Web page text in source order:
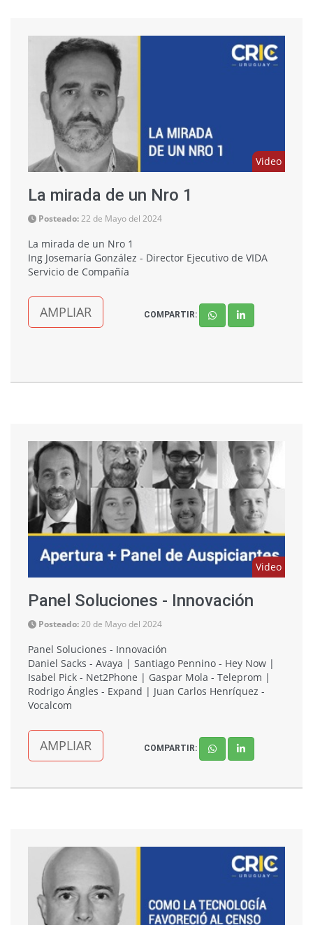
Video
La mirada de un Nro 1
Posteado:22 de Mayo del 2024
La mirada de un Nro 1
Ing Josemaría González - Director Ejecutivo de VIDA
Servicio de Compañía
AMPLIAR COMPARTIR:
Video
Panel Soluciones - Innovación
Posteado:20 de Mayo del 2024
Panel Soluciones - Innovación
Daniel Sacks - Avaya | Santiago Pennino - Hey Now |
Isabel Pick - Net2Phone | Gaspar Mola - Teleprom |
Rodrigo Ángles - Expand | Juan Carlos Henríquez -
Vocalcom
AMPLIAR COMPARTIR: